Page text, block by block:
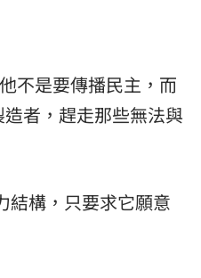
不是要傳播民主，而
者，趕走那些無法與
結構，只要求它願意